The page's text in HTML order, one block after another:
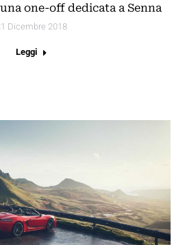
one-off dedicata a Senna
Dicembre 2018
Leggi